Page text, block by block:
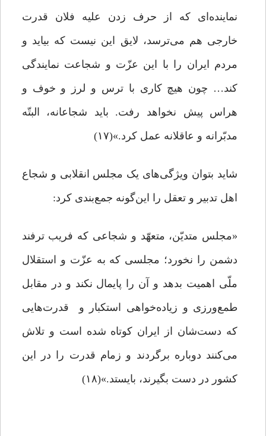
نماینده‌ای که از حرف زدن علیه فلان قدرت
خارجی هم می‌ترسد، لایق این نیست که بیاید و
مردم ایران را با این عزّت و شجاعت نمایندگی
کند… چون هیچ کاری با ترس‌ و لرز و خوف و
هراس پیش نخواهد رفت. باید شجاعانه، البتّه
مدبّرانه و عاقلانه عمل کرد.»(۱۷)
شاید بتوان ویژگی‌های یک مجلس انقلابی و شجاع
اهل تدبیر و تعقل را این‌گونه جمع‌بندی کرد:
«مجلس متدیّن، متعهّد و شجاعی که فریب ترفند
دشمن را نخورد؛ مجلسی که به عزّت و استقلال
ملّی اهمیت بدهد و آن را پایمال نکند و در مقابل
طمع‌ورزی و زیاده‌خواهی استکبار و قدرت‌هایی
که دست‌شان از ایران کوتاه شده است و تلاش
می‌کنند دوباره برگردند و زمام قدرت را در این
کشور در دست بگیرند، بایستد.»(۱۸)